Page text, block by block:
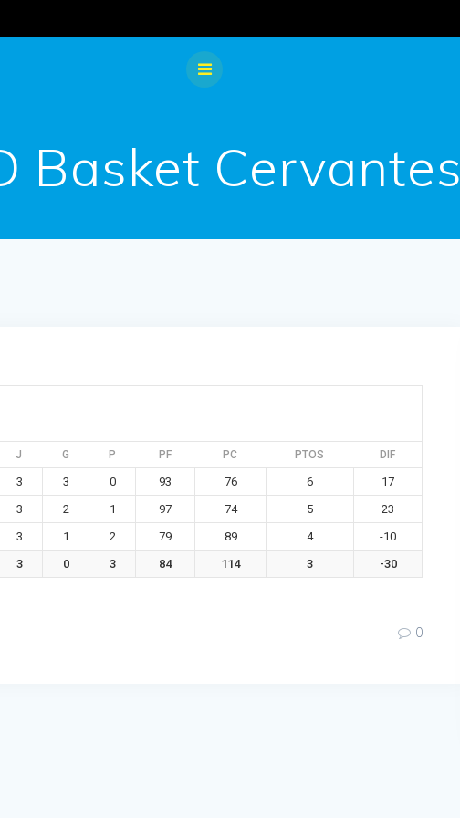
Basket Cervantes
J G P PF PC PTOS DIF
3 3 0 93 76 6
17
3 2 1 97 74 5
23
3 1 2 79 89 4
-10
3 0 3 84 114 3 -30
0